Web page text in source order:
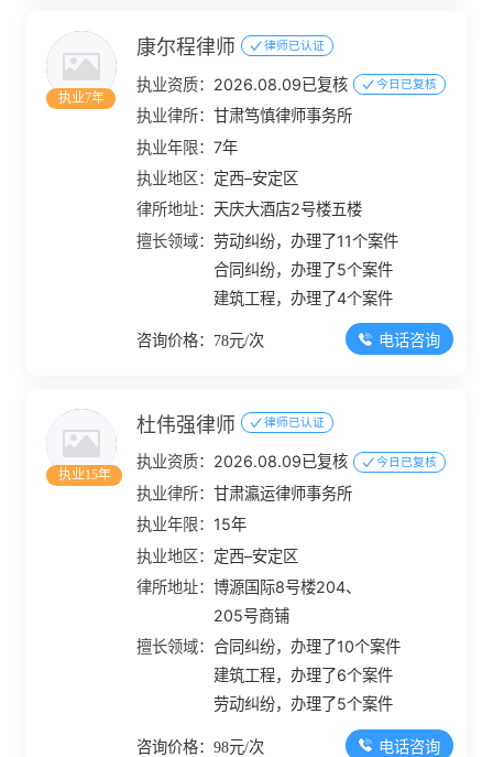
执业7年
康尔程律师 律师已认证
执业资质： 2026.08.09已复核 今日已复核
执业律所：甘肃笃慎律师事务所
执业年限：7年
执业地区： 定西–安定区
律所地址： 天庆大酒店2号楼五楼
擅长领域：劳动纠纷，办理了11个案件
合同纠纷，办理了5个案件
建筑工程，办理了4个案件
咨询价格：78元/次 电话咨询
执业15年
杜伟强律师 律师已认证
执业资质： 2026.08.09已复核 今日已复核
执业律所：甘肃瀛运律师事务所
执业年限： 15年
执业地区： 定西–安定区
律所地址：博源国际8号楼204、
205号商铺
擅长领域：合同纠纷，办理了10个案件
建筑工程，办理了6个案件
劳动纠纷，办理了5个案件
咨询价格：98元/次 电话咨询